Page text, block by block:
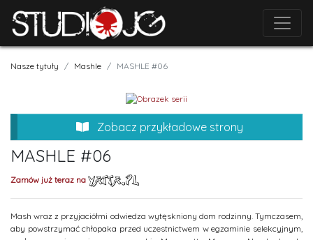
Nasze tytuły Mashle MASHLE #06
Zobacz przykładowe strony
MASHLE #06
Zamów już teraz na
Mash wraz z przyjaciółmi odwiedza wytęskniony dom rodzinny. Tymczasem,
aby powstrzymać chłopaka przed uczestnictwem w egzaminie selekcyjnym,